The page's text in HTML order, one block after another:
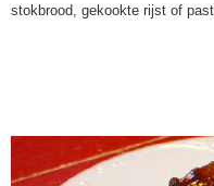
stokbrood, gekookte rijst of